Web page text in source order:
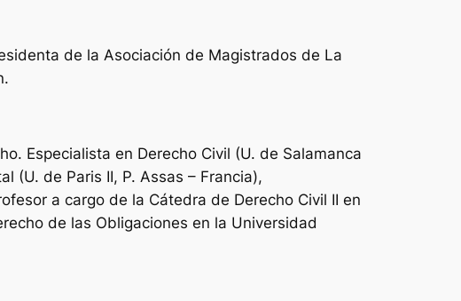
de la Asociación de Magistrados de La
Especialista en Derecho Civil (U. de Salamanca
(U. de Paris II, P. Assas – Francia),
a cargo de la Cátedra de Derecho Civil II en
de las Obligaciones en la Universidad